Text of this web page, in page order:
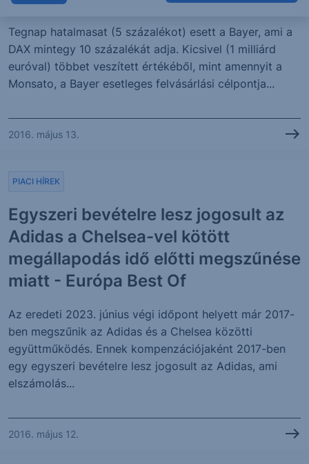
Tegnap hatalmasat (5 százalékot) esett a Bayer, ami a
DAX mintegy 10 százalékát adja. Kicsivel (1 milliárd
euróval) többet veszített értékéből, mint amennyit a
Monsato, a Bayer esetleges felvásárlási célpontja...
2016. május 13.
Egyszeri bevételre lesz jogosult az
Adidas a Chelsea-vel kötött
megállapodás idő előtti megszűnése
miatt - Európa Best Of
PIACI HÍREK
Az eredeti 2023. június végi időpont helyett már 2017-
ben megszűnik az Adidas és a Chelsea közötti
együttműködés. Ennek kompenzációjaként 2017-ben
egy egyszeri bevételre lesz jogosult az Adidas, ami
elszámolás...
2016. május 12.